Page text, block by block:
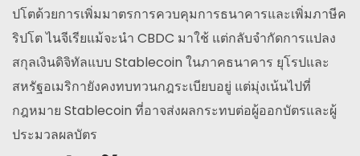
ปโตด้วยการเพิ่มมาตรการควบคุมการธนาคารและเพิ่มภาษีค
ริปโต ไนจีเรียแม้จะนำ CBDC มาใช้ แต่กลับจำกัดการแปลง
สกุลเงินดิจิทัลแบบ Stablecoin ในภาคธนาคาร ยุโรปและ
สหรัฐอเมริกายังคงทบทวนกฎระเบียบอยู่ แต่มุ่งเน้นไปที่
กฎหมาย Stablecoin ที่อาจส่งผลกระทบต่อผู้ออกบัตรและผู้
ประมวลผลบัตร